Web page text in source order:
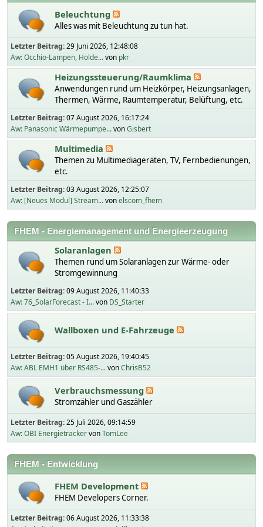
Beleuchtung
Alles was mit Beleuchtung zu tun hat.
Letzter Beitrag:29 Juni 2026, 12:48:08
Aw: Occhio-Lampen, Holde...von pkr
Heizungssteuerung/Raumklima
Anwendungen rund um Heizkörper, Heizungsanlagen,
Thermen, Wärme, Raumtemperatur, Belüftung, etc.
Letzter Beitrag:07 August 2026, 16:17:24
Aw: Panasonic Wärmepumpe...vonGisbert
Multimedia
Themen zu Multimediageräten, TV, Fernbedienungen,
etc.
Letzter Beitrag:03 August 2026, 12:25:07
Aw: [Neues Modul] Stream...vonelscom_fhem
FHEM - Energiemanagement und Energieerzeugung
Solaranlagen
Themen rund um Solaranlagen zur Wärme- oder
Stromgewinnung
Letzter Beitrag:09 August 2026, 11:40:33
Aw: 76_SolarForecast - I...von DS_Starter
Wallboxen und E-Fahrzeuge
Letzter Beitrag:05 August 2026, 19:40:45
Aw: ABL EMH1 über RS485-...vonChrisB52
Verbrauchsmessung
Stromzähler und Gaszähler
Letzter Beitrag:25 Juli 2026, 09:14:59
Aw: OBI EnergietrackervonTomLee
FHEM - Entwicklung
FHEM Development
FHEM Developers Corner.
Letzter Beitrag:06 August 2026, 11:33:38